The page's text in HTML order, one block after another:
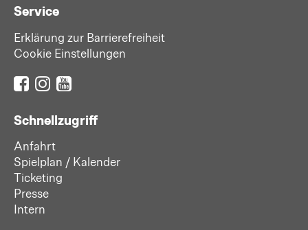
Service
Erklärung zur Barrierefreiheit
Cookie Einstellungen
Schnellzugriff
Anfahrt
Spielplan / Kalender
Ticketing
Presse
Intern